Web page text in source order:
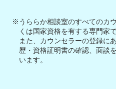
※うららか相談室のすべてのカ
くは国家資格を有する専門家で
また、カウンセラーの登録に
歴・資格証明書の確認、面談
います。